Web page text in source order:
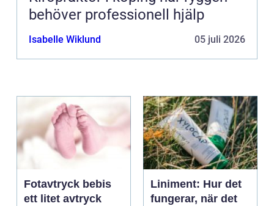
behöver professionell hjälp
Isabelle Wiklund 05 juli 2026
Fotavtryck bebis
ett litet avtryck
Liniment: Hur det
fungerar, när det